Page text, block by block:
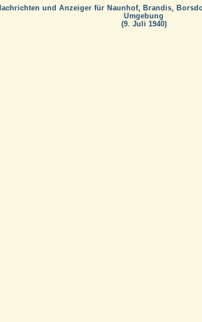
und Anzeiger für Naunhof, Brandis,
Umgebung
(9. Juli 1940)